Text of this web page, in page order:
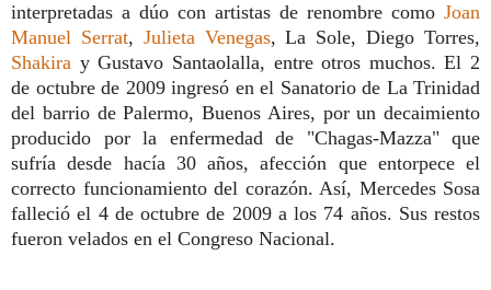
interpretadas a dúo con artistas de renombre como Joan
Manuel Serrat, Julieta Venegas, La Sole, Diego Torres,
Shakira y Gustavo Santaolalla, entre otros muchos. El 2
de octubre de 2009 ingresó en el Sanatorio de La Trinidad
del barrio de Palermo, Buenos Aires, por un decaimiento
producido por la enfermedad de "Chagas-Mazza" que
sufría desde hacía 30 años, afección que entorpece el
correcto funcionamiento del corazón. Así, Mercedes Sosa
falleció el 4 de octubre de 2009 a los 74 años. Sus restos
fueron velados en el Congreso Nacional.